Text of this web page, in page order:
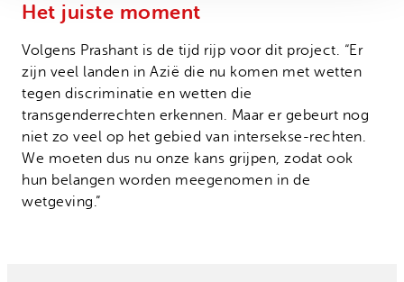
Het juiste moment
Volgens Prashant is de tijd rijp voor dit project. “Er
zijn veel landen in Azië die nu komen met wetten
tegen discriminatie en wetten die
transgenderrechten erkennen. Maar er gebeurt nog
niet zo veel op het gebied van intersekse-rechten.
We moeten dus nu onze kans grijpen, zodat ook
hun belangen worden meegenomen in de
wetgeving.”